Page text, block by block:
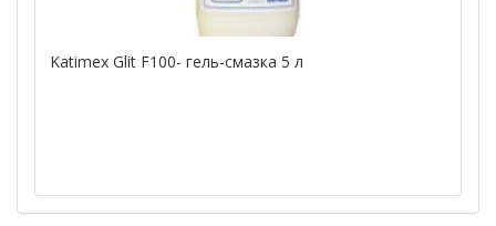
Katimex Glit F100- гель-смазка 5 л